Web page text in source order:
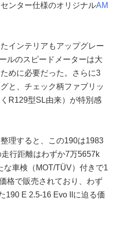
ンター仕様のオリジナルAM
インテリアもアップグレー
ルのスピードメーターは大
めに必要だった。さらに3
と、チェック柄ファブリッ
R129型SL由来）が特別感
理すると、この190は1983
行距離はわずか7万5657k
な車検（MOT/TÜV）付きで1
格で販売されており、わず
190 E 2.5-16 Evo IIに迫る価